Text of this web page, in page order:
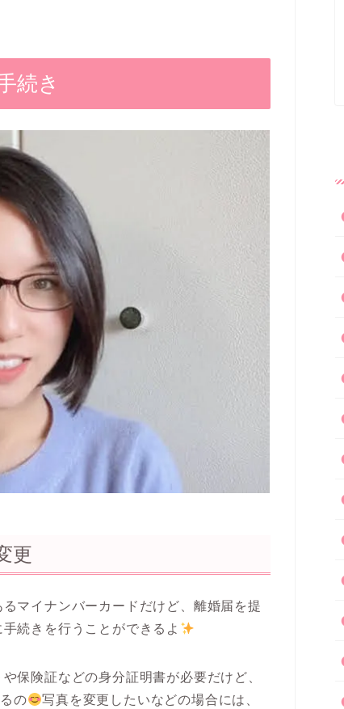
続き
更
マイナンバーカードだけど、離婚届を提
続きを行うことができるよ
保険証などの身分証明書が必要だけど、
の
写真を変更したいなどの場合には、